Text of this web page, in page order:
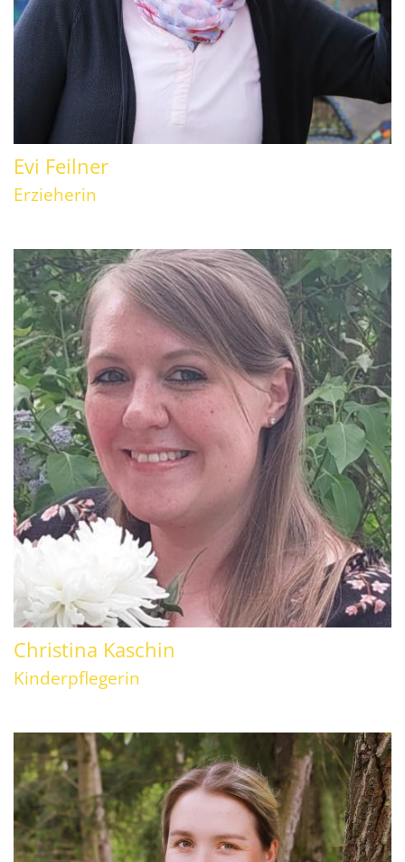
Evi Feilner
Erzieherin
Christina Kaschin
Kinderpflegerin